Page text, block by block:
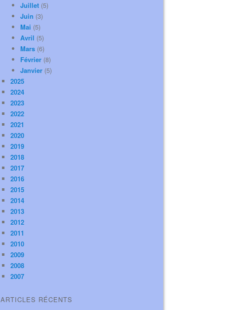
Juillet (5)
Juin (3)
Mai (5)
Avril (5)
Mars (6)
Février (8)
Janvier (5)
2025
2024
2023
2022
2021
2020
2019
2018
2017
2016
2015
2014
2013
2012
2011
2010
2009
2008
2007
ARTICLES RÉCENTS